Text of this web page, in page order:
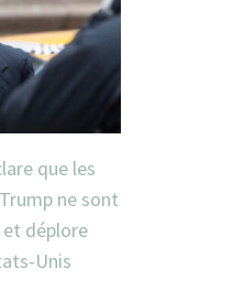
que les
ne sont
et déplore
Unis